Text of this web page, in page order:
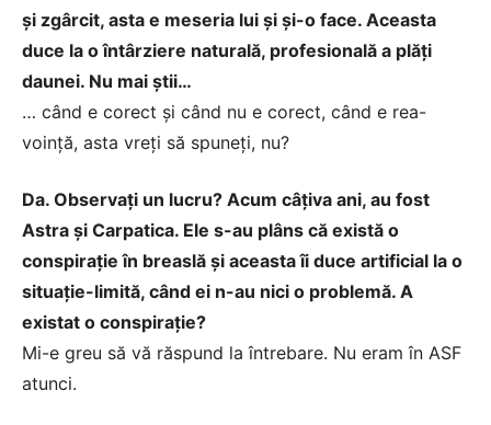
şi zgârcit, asta e meseria lui şi şi-o face. Aceasta
duce la o întârziere naturală, profesională a plăţi
daunei. Nu mai ştii…
… când e corect şi când nu e corect, când e rea-
voinţă, asta vreţi să spuneţi, nu?
Da. Observaţi un lucru? Acum câţiva ani, au fost
Astra şi Carpatica. Ele s-au plâns că există o
conspiraţie în breaslă şi aceasta îi duce artificial la o
situaţie-limită, când ei n-au nici o problemă. A
existat o conspiraţie?
Mi-e greu să vă răspund la întrebare. Nu eram în ASF
atunci.